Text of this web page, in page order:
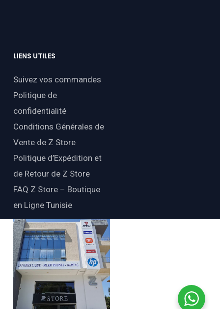
LIENS UTILES
Suivez vos commandes
Politique de
confidentialité
Conditions Générales de
Vente de Z Store
Politique d’Expédition et
de Retour de Z Store
FAQ Z Store – Boutique
en Ligne Tunisie